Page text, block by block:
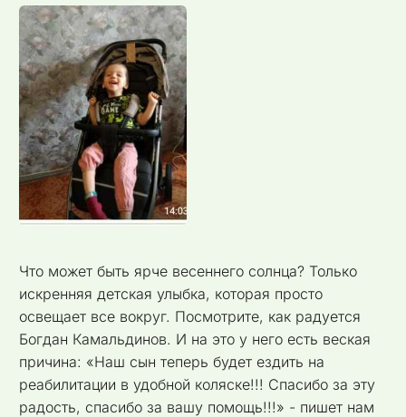
Что может быть ярче весеннего солнца? Только
искренняя детская улыбка, которая просто
освещает все вокруг. Посмотрите, как радуется
Богдан Камальдинов. И на это у него есть веская
причина: «Наш сын теперь будет ездить на
реабилитации в удобной коляске!!! Спасибо за эту
радость, спасибо за вашу помощь!!!» - пишет нам